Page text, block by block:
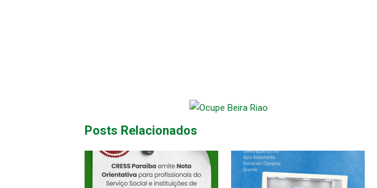
Posts Relacionados